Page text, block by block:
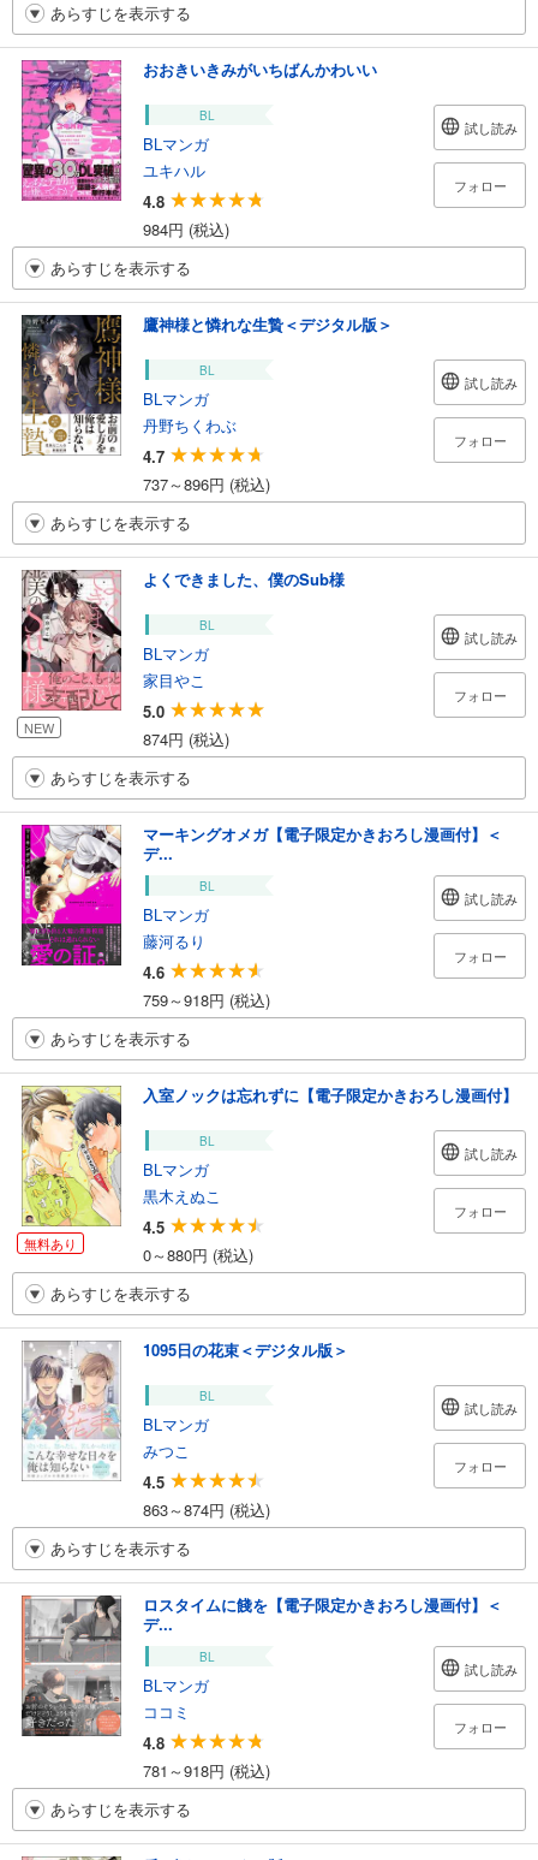
あらすじを表示する
おおきいきみがいちばんかわいい
BL
BLマンガ
ユキハル
4.8
984円 (税込)
試し読み
フォロー
あらすじを表示する
鷹神様と憐れな生贄＜デジタル版＞
BL
BLマンガ
丹野ちくわぶ
4.7
737～896円 (税込)
試し読み
フォロー
あらすじを表示する
NEW
よくできました、僕のSub様
BL
BLマンガ
家目やこ
5.0
874円 (税込)
試し読み
フォロー
あらすじを表示する
マーキングオメガ【電子限定かきおろし漫画付】＜
デ...
BL
BLマンガ
藤河るり
4.6
759～918円 (税込)
試し読み
フォロー
あらすじを表示する
無料あり
入室ノックは忘れずに【電子限定かきおろし漫画付】
BL
BLマンガ
黒木えぬこ
4.5
0～880円 (税込)
試し読み
フォロー
あらすじを表示する
1095日の花束＜デジタル版＞
BL
BLマンガ
みつこ
4.5
863～874円 (税込)
試し読み
フォロー
あらすじを表示する
ロスタイムに餞を【電子限定かきおろし漫画付】＜
デ...
BL
BLマンガ
ココミ
4.8
781～918円 (税込)
試し読み
フォロー
あらすじを表示する